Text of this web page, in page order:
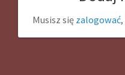
Musisz się zalogować,